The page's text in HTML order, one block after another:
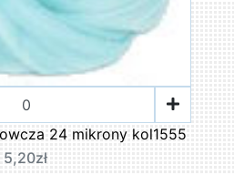
24 mikrony kol1555
5,20zł